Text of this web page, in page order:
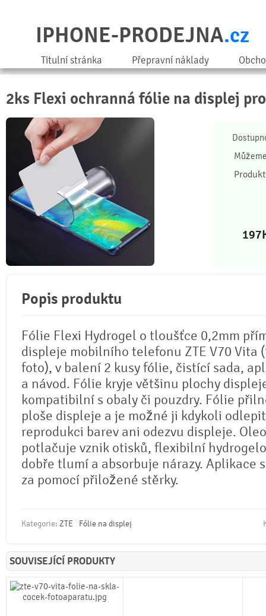
IPHONE-PRODEJNA.cz
Titulní stránka Přepravní náklady
2ks Flexi ochranná fólie na displej
197
Popis produktu
Fólie Flexi Hydrogel o tloušťce 0,2mm
displeje mobilního telefonu ZTE V70 Vita
foto), v balení 2 kusy fólie, čistící sada,
a návod. Fólie kryje většinu plochy
kompatibilní s obaly či pouzdry. Fólie
ploše displeje a je možné ji kdykoli
reprodukci barev ani odezvu displeje.
potlačuje vznik otisků, flexibilní
dobře tlumí a absorbuje nárazy. Aplikace
za pomocí přiložené stěrky.
Kategorie: ZTE Fólie na displej
SOUVISEJÍCÍ PRODUKTY